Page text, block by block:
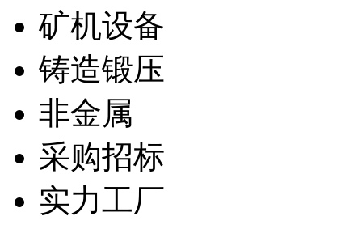
矿机设备
铸造锻压
非金属
采购招标
实力工厂